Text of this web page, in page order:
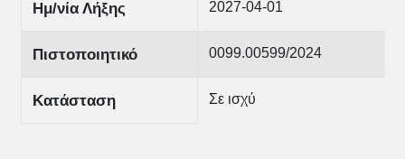
Ημ/νία Λήξης 2027-04-01
Πιστοποιητικό 0099.00599/2024
Κατάσταση Σε ισχύ